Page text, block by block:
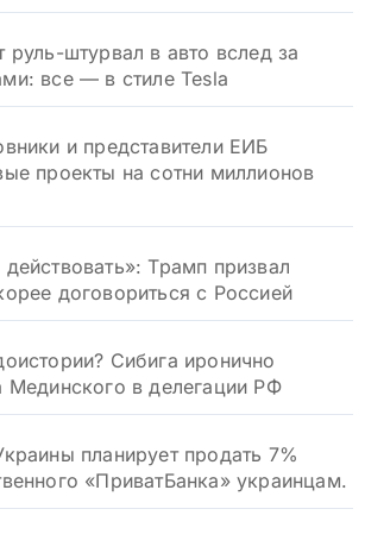
руль-штурвал в авто вслед за
все — в стиле Tesla
и представители ЕИБ
проекты на сотни миллионов
Трамп призвал
договориться с Россией
Сибига иронично
Мединского в делегации РФ
планирует продать 7%
«ПриватБанка» украинцам.